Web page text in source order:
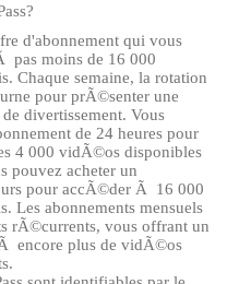
d'abonnement qui vous
pas moins de 16 000
Chaque semaine, la rotation
pour prÃ©senter une
divertissement. Vous
de 24 heures pour
4 000 vidÃ©os disponibles
pouvez acheter un
pour accÃ©der Ã 16 000
Les abonnements mensuels
rÃ©currents, vous offrant un
encore plus de vidÃ©os
OFFER!